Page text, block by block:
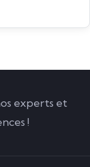
experts et
!